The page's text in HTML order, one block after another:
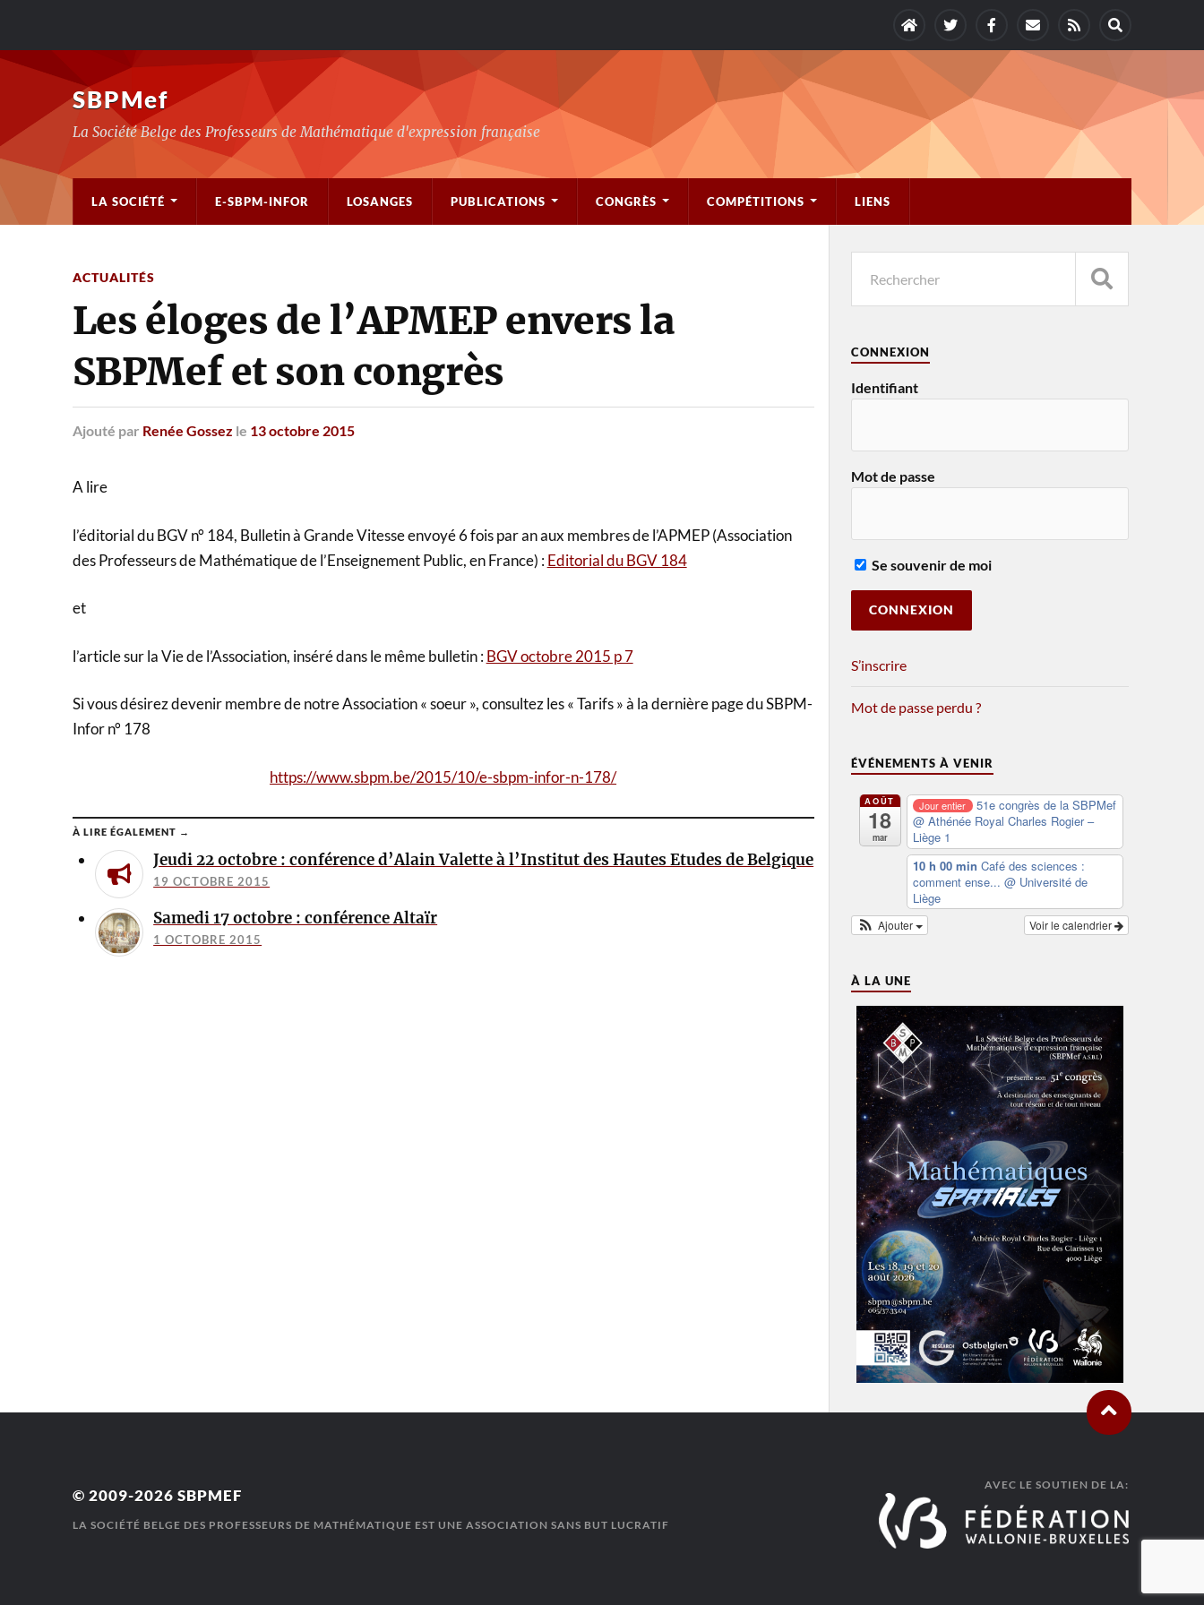
SBPMef
La Société Belge des Professeurs de Mathématique d'expression française
LA SOCIÉTÉ E-SBPM-INFOR LOSANGES PUBLICATIONS CONGRÈS COMPÉTITIONS LIENS
ACTUALITÉS
Les éloges de l’APMEP envers la
SBPMef et son congrès
Ajouté par Renée Gossez le 13 octobre 2015
A lire
l’éditorial du BGV n° 184, Bulletin à Grande Vitesse envoyé 6 fois par an aux membres de l’APMEP (Association
des Professeurs de Mathématique de l’Enseignement Public, en France) :Editorial du BGV 184
et
l’article sur la Vie de l’Association, inséré dans le même bulletin :BGV octobre 2015 p 7
Si vous désirez devenir membre de notre Association « soeur », consultez les « Tarifs » à la dernière page du SBPM-
Infor n° 178
https://www.sbpm.be/2015/10/e-sbpm-infor-n-178/
À LIRE ÉGALEMENT →
Jeudi 22 octobre : conférence d’Alain Valette à l’Institut des Hautes Etudes de Belgique
19 OCTOBRE 2015
Samedi 17 octobre : conférence Altaïr
1 OCTOBRE 2015
CONNEXION
Identifiant
Mot de passe
Se souvenir de moi
S’inscrire
Mot de passe perdu ?
ÉVÉNEMENTS À VENIR
AOÛT
18
mar
Jour entier
51e congrès de la SBPMef
@ Athénée Royal Charles Rogier –
Liège 1
10 h 00 min Café des sciences :
comment ense... @ Université de
Liège
Voir le calendrier
Ajouter
À LA UNE
© 2009-2026 SBPMEF
LA SOCIÉTÉ BELGE DES PROFESSEURS DE MATHÉMATIQUE EST UNE ASSOCIATION SANS BUT LUCRATIF
AVEC LE SOUTIEN DE LA: